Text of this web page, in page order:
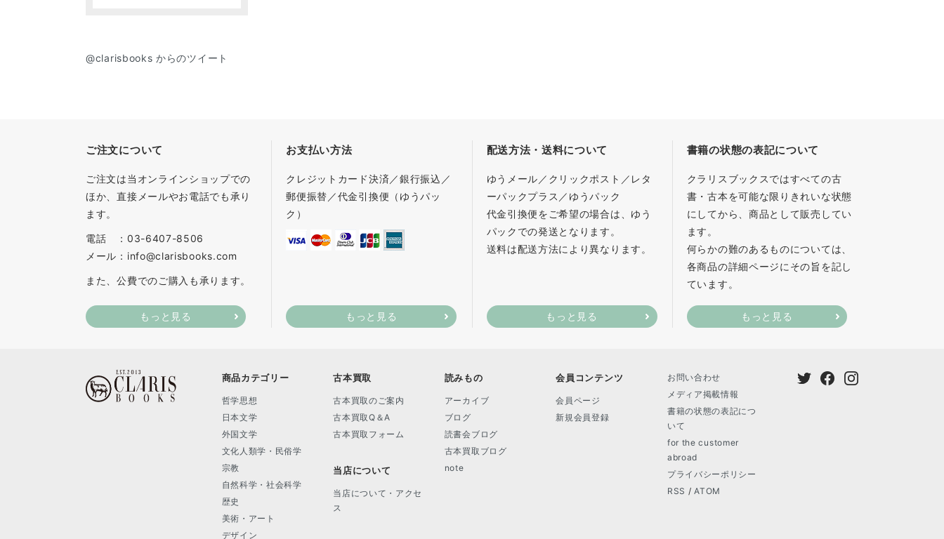
@clarisbooks からのツイート
ご注文について
ご注文は当オンラインショップでの
ほか、直接メールやお電話でも承り
ます。
電話 ：03-6407-8506
メール：info@clarisbooks.com
また、公費でのご購入も承ります。
もっと見る
お支払い方法
クレジットカード決済／銀行振込／
郵便振替／代金引換便（ゆうパッ
ク）
もっと見る
配送方法・送料について
ゆうメール／クリックポスト／レタ
ーパックプラス／ゆうパック
代金引換便をご希望の場合は、ゆう
パックでの発送となります。
送料は配送方法により異なります。
もっと見る
書籍の状態の表記について
クラリスブックスではすべての古
書・古本を可能な限りきれいな状態
にしてから、商品として販売してい
ます。
何らかの難のあるものについては、
各商品の詳細ページにその旨を記し
ています。
もっと見る
商品カテゴリー
哲学思想
日本文学
外国文学
文化人類学・民俗学
宗教
自然科学・社会科学
歴史
美術・アート
デザイン
古本買取
古本買取のご案内
古本買取Q＆A
古本買取フォーム
当店について
当店について・アクセ
ス
読みもの
アーカイブ
ブログ
読書会ブログ
古本買取ブログ
note
会員コンテンツ
会員ページ
新規会員登録
お問い合わせ
メディア掲載情報
書籍の状態の表記につ
いて
for the customer
abroad
プライバシーポリシー
RSS /ATOM